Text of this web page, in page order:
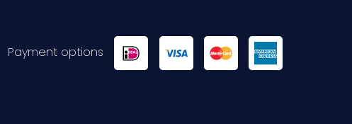
Payment options